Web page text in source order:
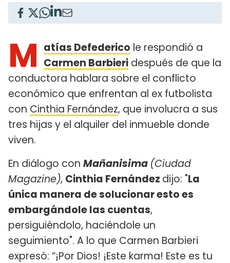
M atías Defederico le respondió a
Carmen Barbieri después de que la
conductora hablara sobre el conflicto
económico que enfrentan al ex futbolista
con Cinthia Fernández, que involucra a sus
tres hijas y el alquiler del inmueble donde
viven.
En diálogo con Mañanisima (Ciudad
Magazine), Cinthia Fernández dijo: "La
única manera de solucionar esto es
embargándole las cuentas,
persiguiéndolo, haciéndole un
seguimiento". A lo que Carmen Barbieri
expresó: “¡Por Dios! ¡Este karma! Este es tu